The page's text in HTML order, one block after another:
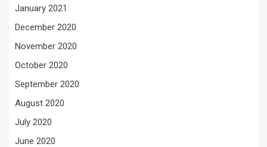
January 2021
December 2020
November 2020
October 2020
September 2020
August 2020
July 2020
June 2020